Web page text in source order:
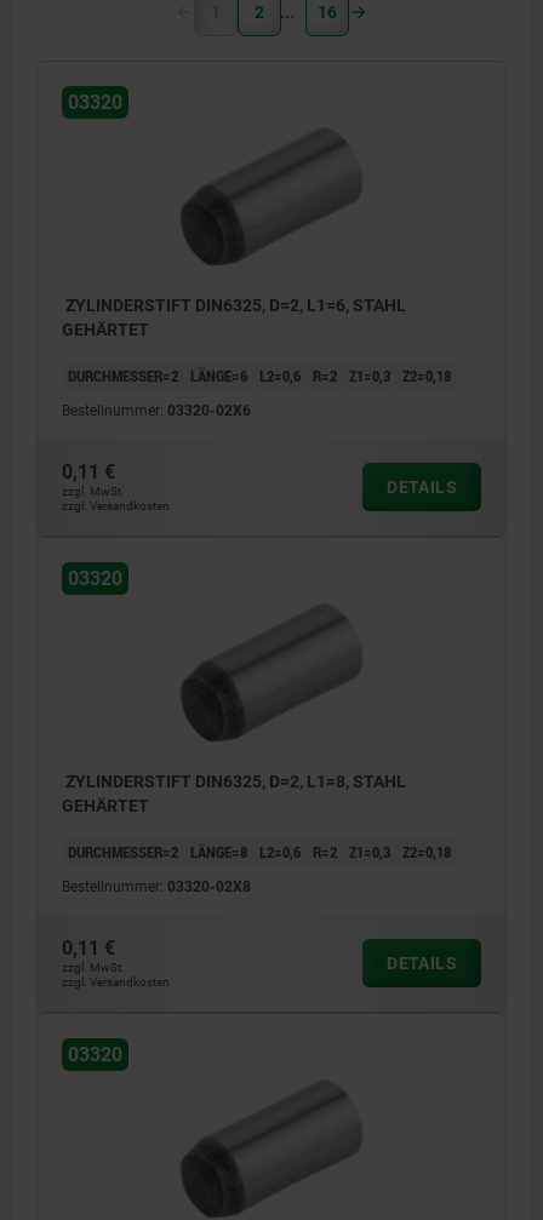
1 2 16
03320
ZYLINDERSTIFT DIN6325, D=2, L1=6, STAHL
GEHÄRTET
DURCHMESSER=2 LÄNGE=6 L2=0,6 R=2 Z1=0,3 Z2=0,18
Bestellnummer: 03320-02X6
0,11 €
zzgl. MwSt.
zzgl. Versandkosten
DETAILS
03320
ZYLINDERSTIFT DIN6325, D=2, L1=8, STAHL
GEHÄRTET
DURCHMESSER=2 LÄNGE=8 L2=0,6 R=2 Z1=0,3 Z2=0,18
Bestellnummer: 03320-02X8
0,11 €
zzgl. MwSt.
zzgl. Versandkosten
DETAILS
03320